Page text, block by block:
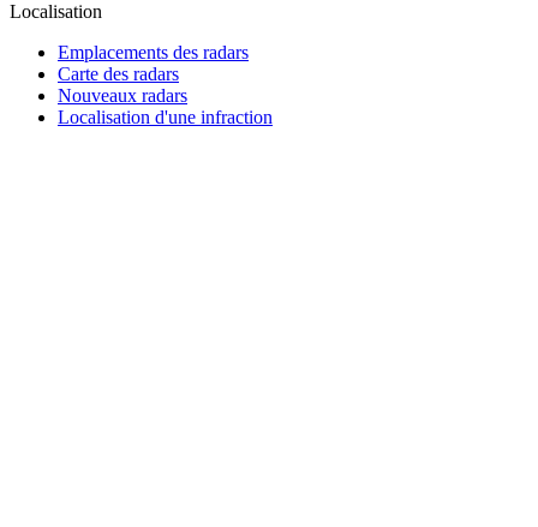
Localisation
Emplacements des radars
Carte des radars
Nouveaux radars
Localisation d'une infraction